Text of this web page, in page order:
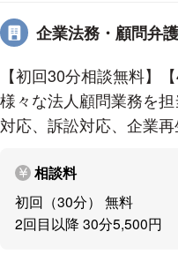
営業時間
※基本的には事前予約
HP
https://kumada-law.jp/
アクセス
企業法務・顧問弁
【初回30分相談無料】
様々な法人顧問業務を
対応、訴訟対応、企業
相談料
初回（30分） 無料
2回目以降 30分5,500円